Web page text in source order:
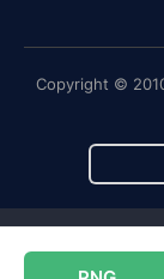
Copyright ©